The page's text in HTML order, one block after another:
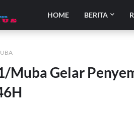
HOME BERITA
Muba Gelar